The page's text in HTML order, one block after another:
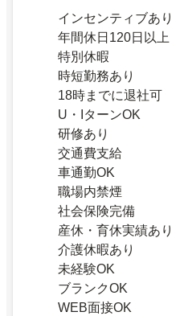
インセンティブあり
年間休日120日以上
特別休暇
時短勤務あり
18時までに退社可
U・IターンOK
研修あり
交通費支給
車通勤OK
職場内禁煙
社会保険完備
産休・育休実績あり
介護休暇あり
未経験OK
ブランクOK
WEB面接OK